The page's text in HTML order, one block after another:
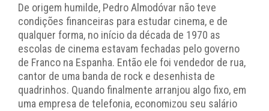
De origem humilde, Pedro Almodóvar não teve
condições financeiras para estudar cinema, e de
qualquer forma, no início da década de 1970 as
escolas de cinema estavam fechadas pelo governo
de Franco na Espanha. Então ele foi vendedor de rua,
cantor de uma banda de rock e desenhista de
quadrinhos. Quando finalmente arranjou algo fixo, em
uma empresa de telefonia, economizou seu salário